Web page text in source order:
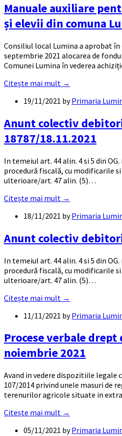
Manuale auxiliare
și elevii din comuna
Consiliul local Lumina a aprobat
septembrie 2021 alocarea de
Comunei Lumina în vederea
Citește mai mult →
19/11/2021 byPrimaria
Anunt colectiv
18787/18.11.2021
In temeiul art. 44 alin. 4 si 5 din
procedură fiscală, cu modificarile
ulterioare/art. 47 alin. (5)…
Citește mai mult →
18/11/2021 byPrimaria
Anunt colectiv
In temeiul art. 44 alin. 4 si 5 din
procedură fiscală, cu modificarile
ulterioare/art. 47 alin. (5)…
Citește mai mult →
11/11/2021 byPrimaria
Procese verbale
noiembrie 2021
Avand in vedere dispozitiile legale
107/2014 privind unele masuri de
terenurilor agricole situate in
Citește mai mult →
05/11/2021 byPrimaria